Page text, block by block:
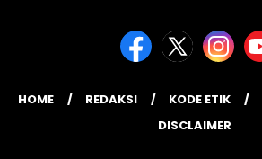
HOME REDAKSI KODE ETIK
DISCLAIMER